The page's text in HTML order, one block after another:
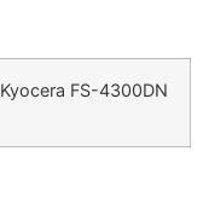
Kyocera FS-4300DN